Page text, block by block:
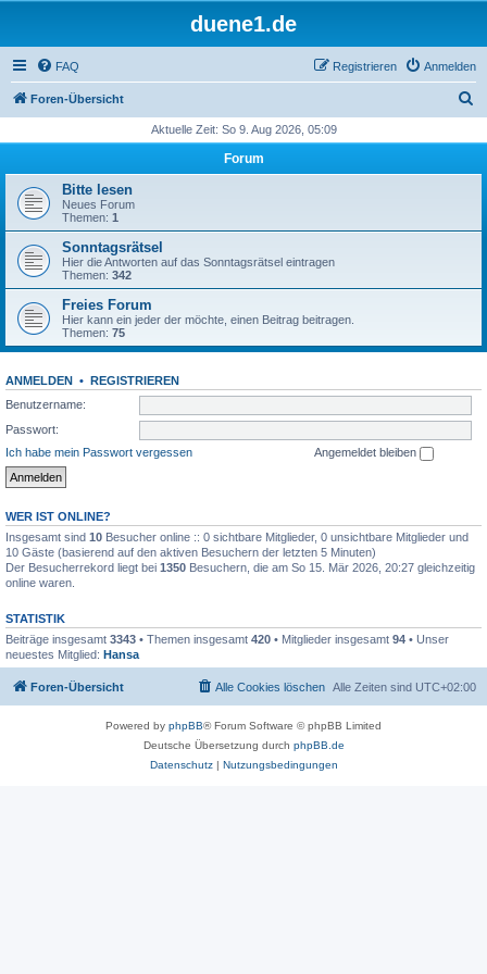
duene1.de
FAQ Anmelden
Registrieren
Foren-Übersicht
h
Aktuelle Zeit: So 9. Aug 2026, 05:09
Forum
Bitte lesen
Neues Forum
Themen: 1
Sonntagsrätsel
Hier die Antworten auf das Sonntagsrätsel eintragen
Themen: 342
Freies Forum
Hier kann ein jeder der möchte, einen Beitrag beitragen.
Themen: 75
ANMELDEN • REGISTRIEREN
Benutzername:
Passwort:
Ich habe mein Passwort vergessen
Angemeldet bleiben
WER IST ONLINE?
Insgesamt sind 10 Besucher online :: 0 sichtbare Mitglieder, 0 unsichtbare Mitglieder und
10 Gäste (basierend auf den aktiven Besuchern der letzten 5 Minuten)
Der Besucherrekord liegt bei 1350 Besuchern, die am So 15. Mär 2026, 20:27 gleichzeitig
online waren.
STATISTIK
Beiträge insgesamt 3343 • Themen insgesamt 420 • Mitglieder insgesamt 94 • Unser
neuestes Mitglied: Hansa
Foren-Übersicht Alle Zeiten sind UTC+02:00
Alle Cookies löschen
Powered by phpBB® Forum Software © phpBB Limited
Deutsche Übersetzung durch phpBB.de
Datenschutz| Nutzungsbedingungen